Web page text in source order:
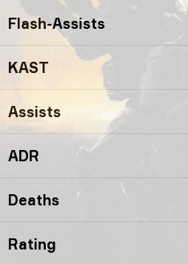
Flash-Assists
KAST
Assists
ADR
Deaths
Rating